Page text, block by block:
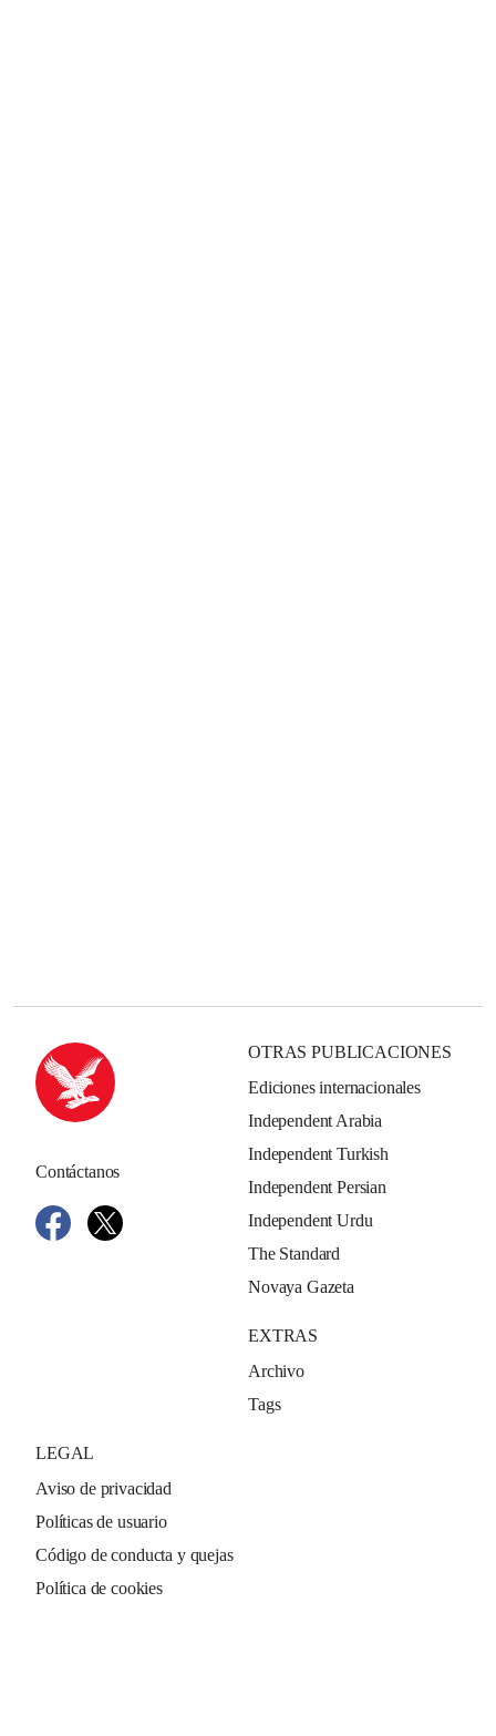
Contáctanos
OTRAS PUBLICACIONES
Ediciones internacionales
Independent Arabia
Independent Turkish
Independent Persian
Independent Urdu
The Standard
Novaya Gazeta
EXTRAS
Archivo
Tags
LEGAL
Aviso de privacidad
Políticas de usuario
Código de conducta y quejas
Política de cookies